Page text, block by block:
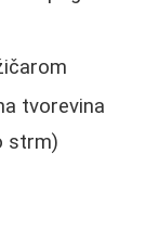
tvorevina
strm)